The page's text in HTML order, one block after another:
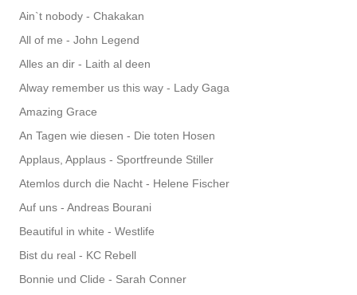
Ain`t nobody - Chakakan
All of me - John Legend
Alles an dir - Laith al deen
Alway remember us this way - Lady Gaga
Amazing Grace
An Tagen wie diesen - Die toten Hosen
Applaus, Applaus - Sportfreunde Stiller
Atemlos durch die Nacht - Helene Fischer
Auf uns - Andreas Bourani
Beautiful in white - Westlife
Bist du real - KC Rebell
Bonnie und Clide - Sarah Conner